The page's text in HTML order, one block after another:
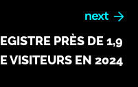
next
PRÈS DE 1,9
VISITEURS EN 2024